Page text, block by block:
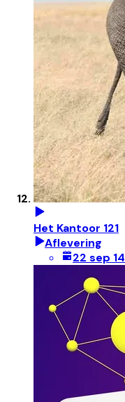
Het Kantoor 121
Aflevering
22 sep 14